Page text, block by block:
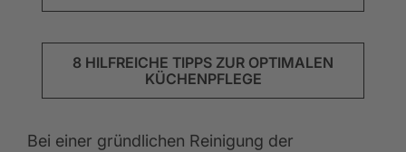
8 HILFREICHE TIPPS ZUR OPTIMALEN
KÜCHENPFLEGE
Bei einer gründlichen Reinigung der